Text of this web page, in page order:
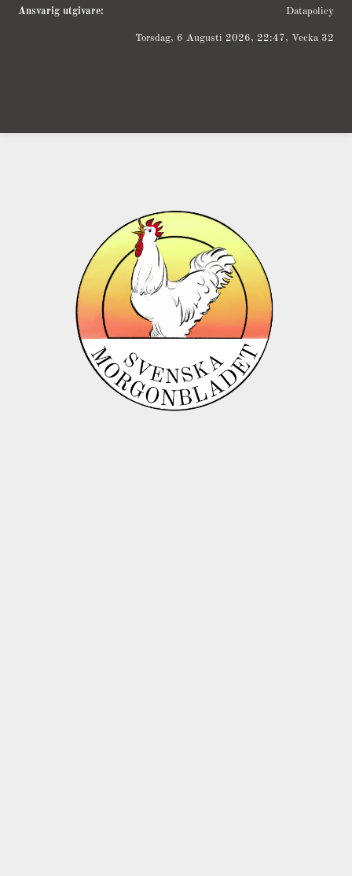
Ansvarig utgivare: Datapolicy
Torsdag, 6 Augusti 2026, 22:47, Vecka 32